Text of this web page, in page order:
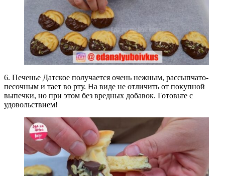
6. Печенье Датское получается очень нежным, рассыпчато-
песочным и тает во рту. На виде не отличить от покупной
выпечки, но при этом без вредных добавок. Готовьте с
удовольствием!